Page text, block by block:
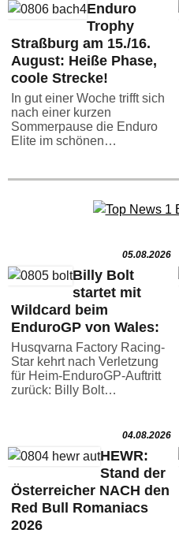
Enduro
Trophy
Straßburg am 15./16.
August: Heiße Phase,
coole Strecke!
In gut einer Woche trifft sich
nach einer kurzen
Sommerpause die Enduro
Elite im schönen…
05.08.2026
Billy Bolt
startet mit
Wildcard beim
EnduroGP von Wales:
Husqvarna Factory Racing-
Star kehrt nach Verletzung
für Heim-EnduroGP-Auftritt
zurück: Billy Bolt…
04.08.2026
HEWR:
Stand der
Österreicher NACH den
Red Bull Romaniacs
2026